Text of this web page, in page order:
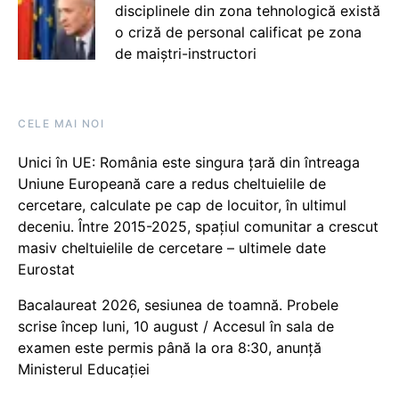
disciplinele din zona tehnologică există
o criză de personal calificat pe zona
de maiștri-instructori
CELE MAI NOI
Unici în UE: România este singura țară din întreaga
Uniune Europeană care a redus cheltuielile de
cercetare, calculate pe cap de locuitor, în ultimul
deceniu. Între 2015-2025, spațiul comunitar a crescut
masiv cheltuielile de cercetare – ultimele date
Eurostat
Bacalaureat 2026, sesiunea de toamnă. Probele
scrise încep luni, 10 august / Accesul în sala de
examen este permis până la ora 8:30, anunță
Ministerul Educației